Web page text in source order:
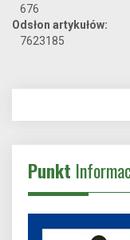
676
Odsłon artykułów:
7623185
Punkt